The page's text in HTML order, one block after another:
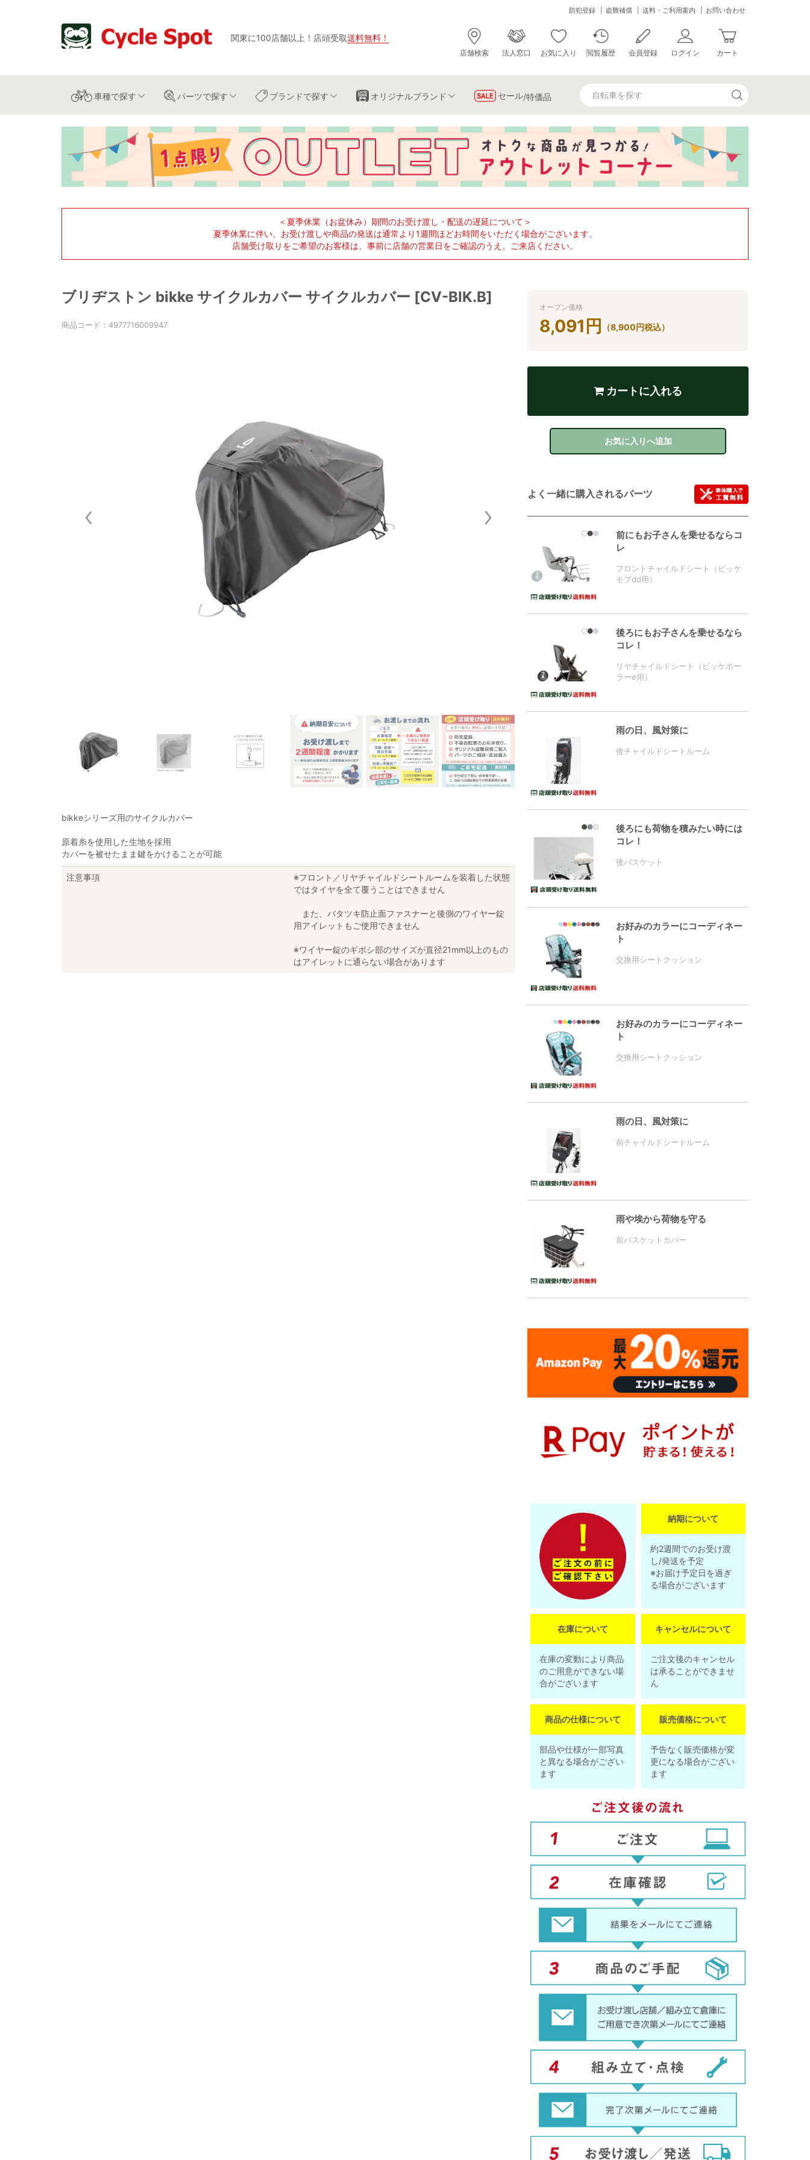
関東に100店舗以上 ！ 店頭受取送料無料 ！
防犯登録 盗難補償 送料・ご利用案内 お問い合わせ
店舗検索 法人窓口 お気に入り 閲覧履歴 会員登録 ログイン カート
車種で探す パーツで探す ブランドで探す オリジナルブランド セール/特価品
＜夏季休業（お盆休み）期間のお受け渡し・配送の遅延について＞
夏季休業に伴い、お受け渡しや商品の発送は通常より1週間ほどお時間をいただく場合がございます。
店舗受け取りをご希望のお客様は、事前に店舗の営業日をご確認のうえ、ご来店ください。
ブリヂストン bikke サイクルカバー サイクルカバー [CV-BIK.B]
商品コード： 4977716009947
bikkeシリーズ用のサイクルカバー
原着糸を使用した生地を採用
カバーを被せたまま鍵をかけることが可能
注意事項
※フロント／リヤチャイルドシートルームを装着した状態
ではタイヤを全て覆うことはできません
また、バタツキ防止面ファスナーと後側のワイヤー錠
用アイレットもご使用できません
※ワイヤー錠のギボシ部のサイズが直径21mm以上のもの
はアイレットに通らない場合があります
オープン価格
8,091 円 （8,900円税込）
カートに入れる
お気に入りへ追加
よく一緒に購入されるパーツ
前にもお子さんを乗せるならコ
レ
フロントチャイルドシート（ビッケ
モブdd用）
後ろにもお子さんを乗せるなら
コレ！
リヤチャイルドシート（ビッケポー
ラーe用）
雨の日、風対策に
後チャイルドシートルーム
後ろにも荷物を積みたい時には
コレ！
後バスケット
お好みのカラーにコーディネー
ト
交換用シートクッション
お好みのカラーにコーディネー
ト
交換用シートクッション
雨の日、風対策に
前チャイルドシートルーム
雨や埃から荷物を守る
前バスケットカバー
納期について
約2週間でのお受け渡
し/発送を予定
※お届け予定日を過ぎ
る場合がございます
在庫について
在庫の変動により商品
のご用意ができない場
合がございます
キャンセルについて
ご注文後のキャンセル
は承ることができませ
ん
商品の仕様について
部品や仕様が一部写真
と異なる場合がござい
ます
販売価格について
予告なく販売価格が変
更になる場合がござい
ます